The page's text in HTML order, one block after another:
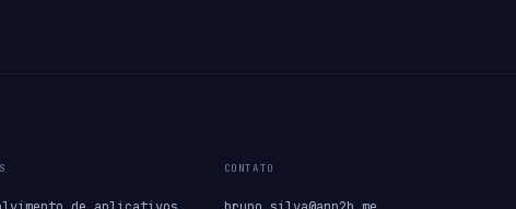
CONTATO